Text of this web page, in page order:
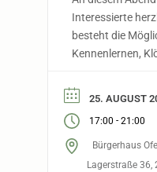
Interessierte
besteht die
Kennenlernen,
geöffnet. Eintritt
wöchentlich statt.
25. AUGUST
17:00 - 21:00
Bürgerhaus
Lagerstraße 36,